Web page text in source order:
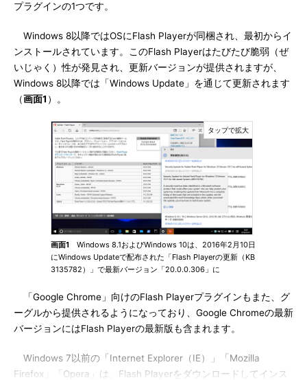
プラグインの1つです。
Windows 8以降ではOSにFlash Playerが同梱され、最初からイ
ンストールされています。このFlash Playerはたびたび脆弱（ぜ
いじゃく）性が発見され、更新バージョンが提供されますが、
Windows 8以降では「Windows Update」を通じて更新されます
（画面1 ）。
画面1 Windows 8.1およびWindows 10は、2016年2月10日
にWindows Updateで配布された「Flash Playerの更新（KB
3135782）」で最新バージョン「20.0.0.306」に
「Google Chrome」向けのFlash Playerプラグインもまた、グ
ーグルから提供されるようになっており、Google Chromeの最新
バージョンにはFlash Playerの最新版も含まれます。
Windows 7以前の「Internet Explorer（IE）」「Mozilla
Firefox」「Opera」は、Flash Playerをダウンロードしてインス